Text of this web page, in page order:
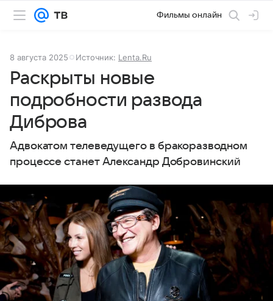
Фильмы онлайн
8 августа 2025 Источник: Lenta.Ru
Раскрыты новые
подробности развода
Диброва
Адвокатом телеведущего в бракоразводном
процессе станет Александр Добровинский